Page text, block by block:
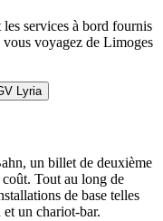
services à bord fournis
voyagez de Limoges
Lyria
un billet de deuxième
Tout au long de
de base telles
un chariot-bar.